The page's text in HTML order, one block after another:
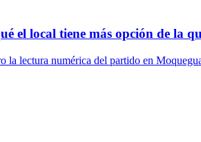
el local tiene más opción de la
la lectura numérica del partido en